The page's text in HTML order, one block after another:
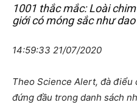
1001 thắc mắc: Loài
giới có móng sắc như
14:59:33 21/07/2020
Theo Science Alert, đà điểu
đứng đầu trong danh sách